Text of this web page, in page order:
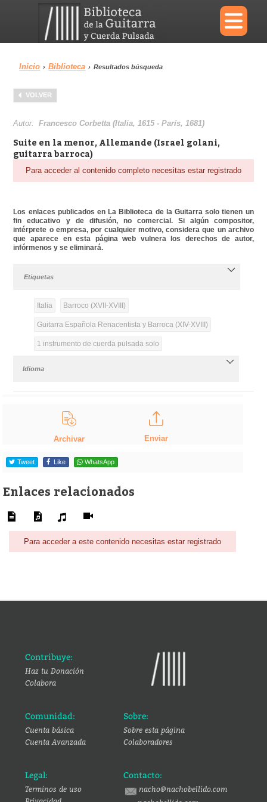
×
Menu
Biblioteca Diccionario
Área personal Reproductor
Inicio › Biblioteca › Resultados búsqueda
VOLVER
Autor:Francesco Corbetta (Italia, 1615 - París, 1681)
Suite en la menor, Allemande (Israel golani,
guitarra barroca)
Para acceder al contenido completo necesitas estar registrado
Los enlaces publicados en La Biblioteca de la Guitarra solo tienen un
fin educativo y de difusión, no comercial. Si algún compositor,
intérprete o empresa, por cualquier motivo, considera que un archivo
que aparece en esta página web vulnera los derechos de autor,
infórmenos y se eliminará.
Etiquetas
Italia Barroco (XVII-XVIII)
Guitarra Española Renacentista y Barroca (XIV-XVIII)
1 instrumento de cuerda pulsada solo
Idioma
Archivar Enviar
Tweet Like WhatsApp
Enlaces relacionados
Para acceder a este contenido necesitas estar registrado
Contribuye:
Haz tu Donación
Colabora
Comunidad:
Cuenta básica
Cuenta Avanzada
Sobre:
Sobre esta página
Colaboradores
Legal:
Terminos de uso
Contacto:
nacho@nachobellido.com